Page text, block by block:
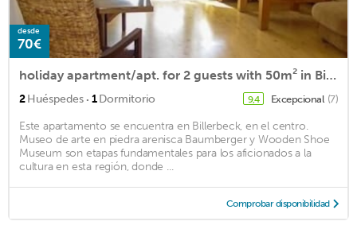
desde
70€
holiday apartment/apt. for 2 guests with 50m² in Billerbeck (159404)
2Huéspedes · 1Dormitorio 9,4 Excepcional (7)
Este apartamento se encuentra en Billerbeck, en el centro.
Museo de arte en piedra arenisca Baumberger y Wooden Shoe
Museum son etapas fundamentales para los aficionados a la
cultura en esta región, donde ...
Comprobar disponibilidad